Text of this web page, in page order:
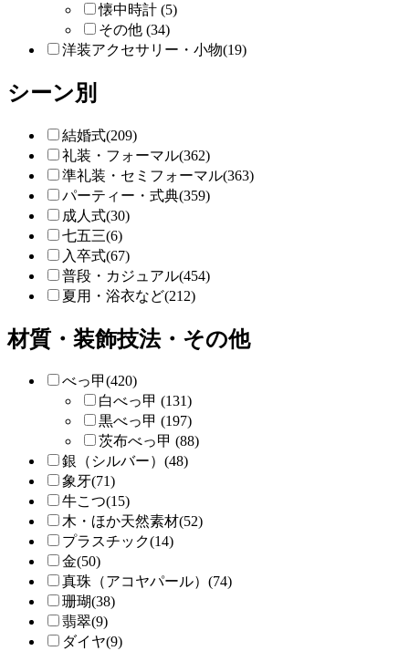
懐中時計 (5)
その他 (34)
洋装アクセサリー・小物(19)
シーン別
結婚式(209)
礼装・フォーマル(362)
準礼装・セミフォーマル(363)
パーティー・式典(359)
成人式(30)
七五三(6)
入卒式(67)
普段・カジュアル(454)
夏用・浴衣など(212)
材質・装飾技法・その他
べっ甲(420)
白べっ甲 (131)
黒べっ甲 (197)
茨布べっ甲 (88)
銀（シルバー）(48)
象牙(71)
牛こつ(15)
木・ほか天然素材(52)
プラスチック(14)
金(50)
真珠（アコヤパール）(74)
珊瑚(38)
翡翠(9)
ダイヤ(9)